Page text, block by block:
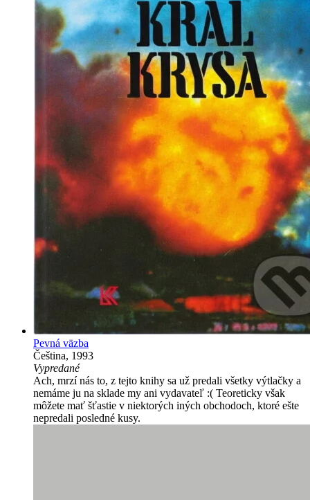
Pevná väzba
Čeština, 1993
Vypredané
Ach, mrzí nás to, z tejto knihy sa už predali všetky výtlačky a
nemáme ju na sklade my ani vydavateľ :( Teoreticky však
môžete mať šťastie v niektorých iných obchodoch, ktoré ešte
nepredali posledné kusy.